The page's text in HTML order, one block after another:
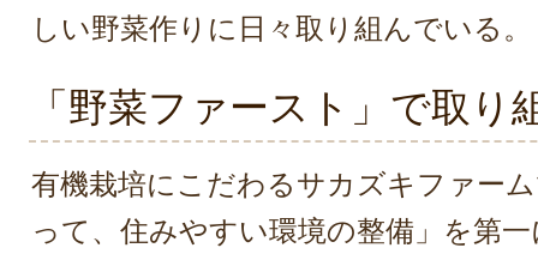
しい野菜作りに日々取り組んでいる。
「野菜ファースト」で取り
有機栽培にこだわるサカズキファー
って、住みやすい環境の整備」を第